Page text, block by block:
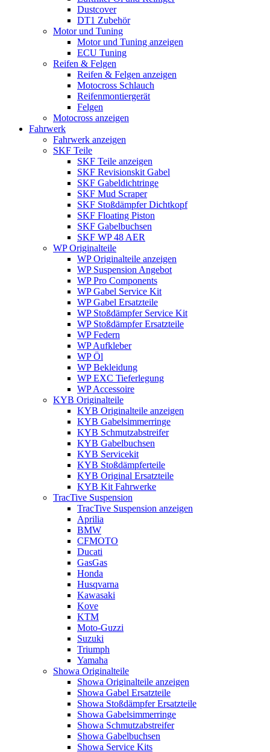
Dustcover
DT1 Zubehör
Motor und Tuning
Motor und Tuning anzeigen
ECU Tuning
Reifen & Felgen
Reifen & Felgen anzeigen
Motocross Schlauch
Reifenmontiergerät
Felgen
Motocross anzeigen
Fahrwerk
Fahrwerk anzeigen
SKF Teile
SKF Teile anzeigen
SKF Revisionskit Gabel
SKF Gabeldichtringe
SKF Mud Scraper
SKF Stoßdämpfer Dichtkopf
SKF Floating Piston
SKF Gabelbuchsen
SKF WP 48 AER
WP Originalteile
WP Originalteile anzeigen
WP Suspension Angebot
WP Pro Components
WP Gabel Service Kit
WP Gabel Ersatzteile
WP Stoßdämpfer Service Kit
WP Stoßdämpfer Ersatzteile
WP Federn
WP Aufkleber
WP Öl
WP Bekleidung
WP EXC Tieferlegung
WP Accessoire
KYB Originalteile
KYB Originalteile anzeigen
KYB Gabelsimmerringe
KYB Schmutzabstreifer
KYB Gabelbuchsen
KYB Servicekit
KYB Stoßdämpferteile
KYB Original Ersatzteile
KYB Kit Fahrwerke
TracTive Suspension
TracTive Suspension anzeigen
Aprilia
BMW
CFMOTO
Ducati
GasGas
Honda
Husqvarna
Kawasaki
Kove
KTM
Moto-Guzzi
Suzuki
Triumph
Yamaha
Showa Originalteile
Showa Originalteile anzeigen
Showa Gabel Ersatzteile
Showa Stoßdämpfer Ersatzteile
Showa Gabelsimmerringe
Showa Schmutzabstreifer
Showa Gabelbuchsen
Showa Service Kits